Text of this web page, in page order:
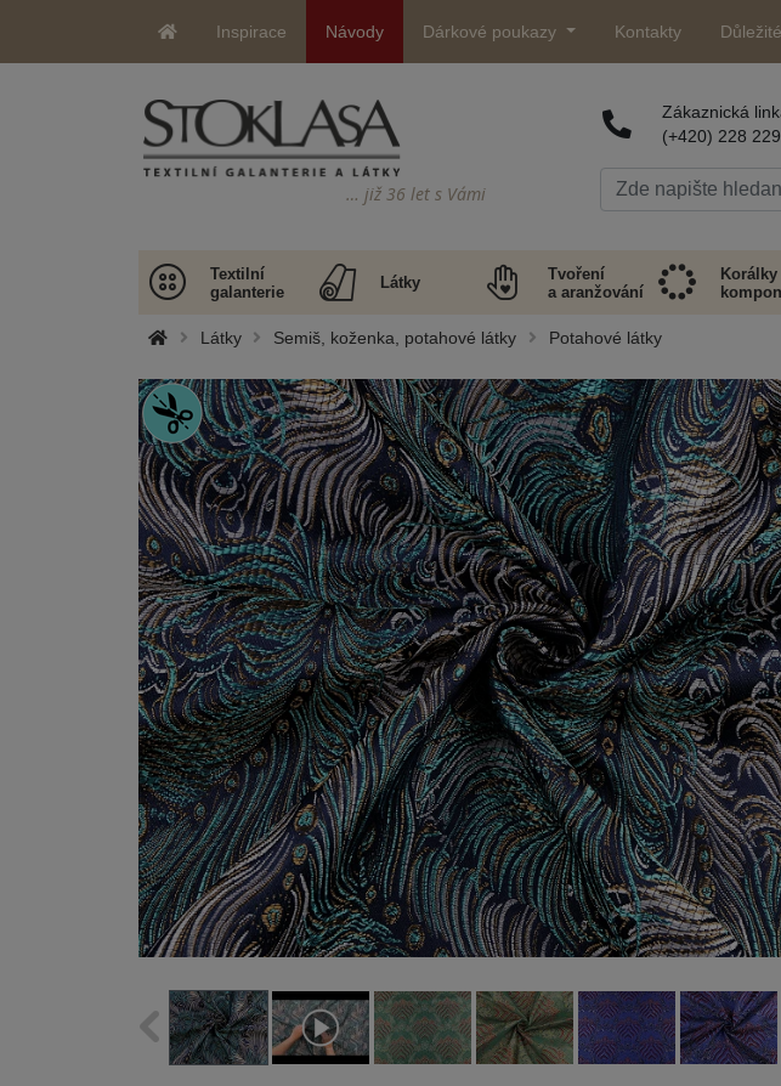
Inspirace Návody Dárkové poukazy Kontakty
… již 36 let s Vámi
Zákaznická
(+420) 228
Textilní
galanterie
Látky
Tvoření
a aranžování
Korálky
Látky Semiš, koženka, potahové látky Potahové látky